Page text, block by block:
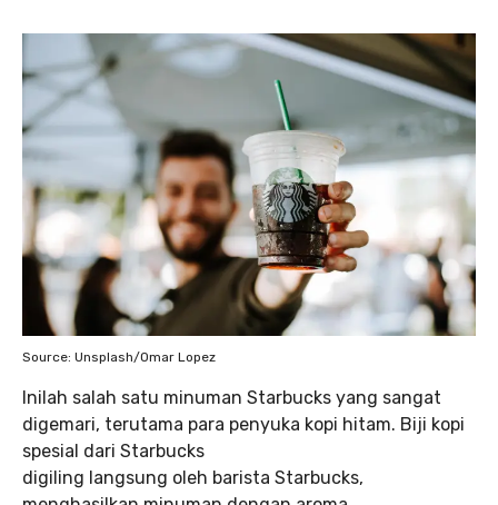
Source: Unsplash/Omar Lopez
Inilah salah satu minuman Starbucks yang sangat
digemari, terutama para penyuka kopi hitam. Biji kopi
spesial dari Starbucks
digiling langsung oleh barista Starbucks,